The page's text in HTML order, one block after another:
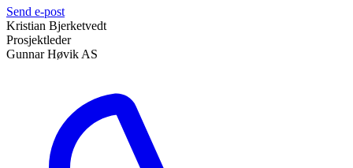
Send e-post
Kristian Bjerketvedt
Prosjektleder
Gunnar Høvik AS